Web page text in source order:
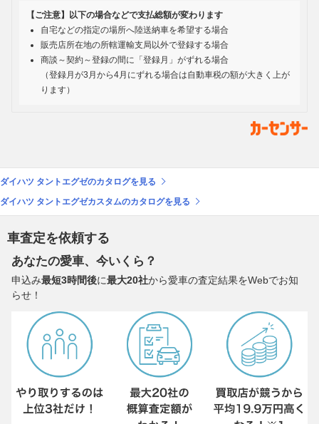
【ご注意】以下の場合などで支払総額が変わります
自宅などの指定の場所へ陸送納車を希望する場合
販売店所在地の所轄運輸支局以外で登録する場合
商談～契約～登録の間に「登録月」がずれる場合
（登録月が3月から4月にずれる場合は自動車税の額が大きく上が
ります）
ダイハツ タントエグゼのカタログを見る
ダイハツ タントエグゼカスタムのカタログを見る
車査定を依頼する
あなたの愛車、今いくら？
申込み最短3時間後に最大20社から愛車の査定結果をWebでお知
らせ！